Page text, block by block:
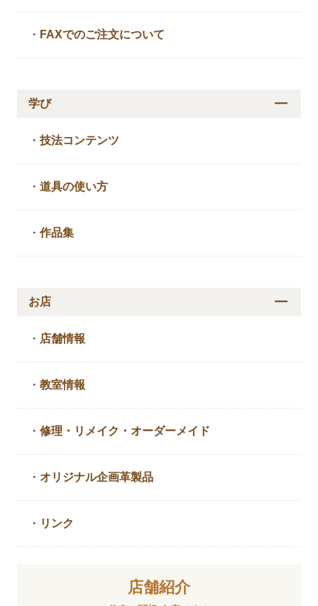
・ FAXでのご注文について
学び
・技法コンテンツ
・道具の使い方
・作品集
お店
・ 店舗情報
・教室情報
・修理・リメイク・ オーダーメイド
・ オリジナル企画革製品
・ リンク
店舗紹介